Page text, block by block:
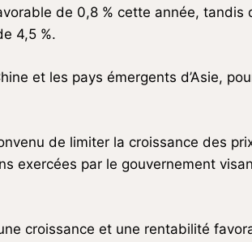
de 0,8 % cette année, tandis
4,5 %.
et les pays émergents d’Asie,
de limiter la croissance des
exercées par le gouvernement
croissance et une rentabilité